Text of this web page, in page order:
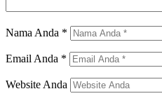
Nama Anda *
Email Anda *
Website Anda